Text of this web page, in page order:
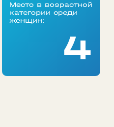
Место в возрастной
категории среди
женщин:
4